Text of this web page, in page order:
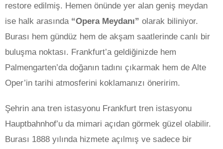
restore edilmiş. Hemen önünde yer alan geniş meydan
ise halk arasında “Opera Meydanı” olarak biliniyor.
Burası hem gündüz hem de akşam saatlerinde canlı bir
buluşma noktası. Frankfurt’a geldiğinizde hem
Palmengarten’da doğanın tadını çıkarmak hem de Alte
Oper’in tarihi atmosferini koklamanızı öneririm.
Şehrin ana tren istasyonu Frankfurt tren istasyonu
Hauptbahnhof’u da mimari açıdan görmek güzel olabilir.
Burası 1888 yılında hizmete açılmış ve sadece bir